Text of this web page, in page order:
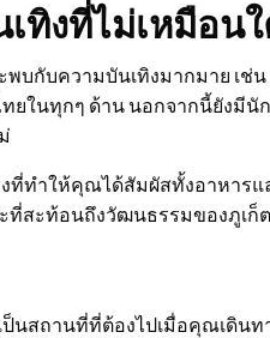
ทิงที่ไม่เหมือน
บกับความบันเทิงมากมาย เช่
ในทุกๆ ด้าน นอกจากนี้ยังมีนั
ที่ทำให้คุณได้สัมผัสทั้งอาหาร
ที่สะท้อนถึงวัฒนธรรมของภูเก็ต
ป็นสถานที่ที่ต้องไปเมื่อคุณเดิน